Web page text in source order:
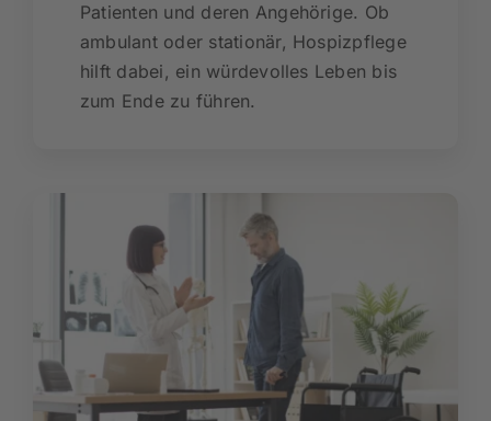
Patienten und deren Angehörige. Ob
ambulant oder stationär, Hospizpflege
hilft dabei, ein würdevolles Leben bis
zum Ende zu führen.